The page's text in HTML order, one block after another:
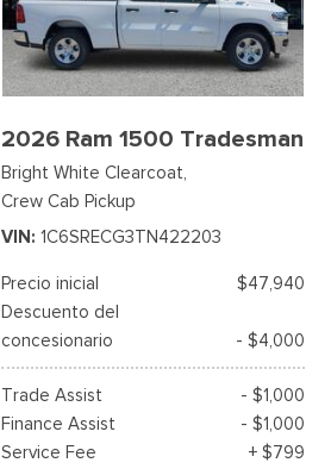
2026 Ram 1500 Tradesman
Bright White Clearcoat,
Crew Cab Pickup
VIN 1C6SRECG3TN422203
Precio inicial
$47,940
Descuento del
concesionario
- $4,000
Trade Assist
- $1,000
Finance Assist
- $1,000
Service Fee
+ $799